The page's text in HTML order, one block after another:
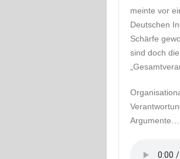
meinte vor
Deutschen
Schärfe
sind doch
Argumente…